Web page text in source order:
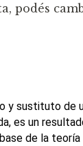
podés
y sustituto de
es un
de la